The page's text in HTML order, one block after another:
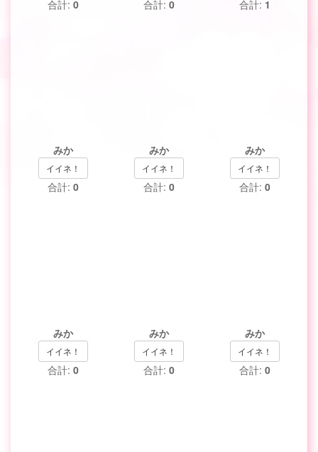
合計: 0 合計: 0 合計: 1
みか
イイネ！
合計: 0
みか
イイネ！
合計: 0
みか
イイネ！
合計:0
みか
イイネ！
合計: 0
みか
イイネ！
合計: 0
みか
イイネ！
合計:0